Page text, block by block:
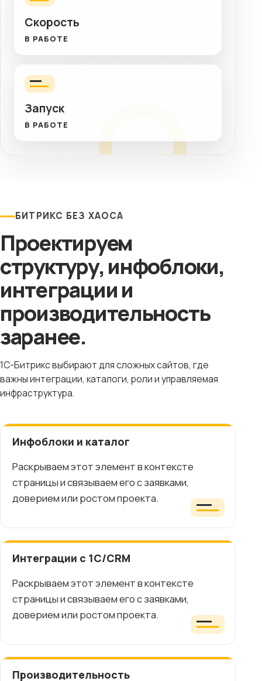
Скорость
В РАБОТЕ
Запуск
В РАБОТЕ
БИТРИКС БЕЗ ХАОСА
Проектируем
структуру, инфоблоки,
интеграции и
производительность
заранее.
1C-Битрикс выбирают для сложных сайтов, где
важны интеграции, каталоги, роли и управляемая
инфраструктура.
Инфоблоки и каталог
Раскрываем этот элемент в контексте
страницы и связываем его с заявками,
доверием или ростом проекта.
Интеграции с 1C/CRM
Раскрываем этот элемент в контексте
страницы и связываем его с заявками,
доверием или ростом проекта.
Производительность